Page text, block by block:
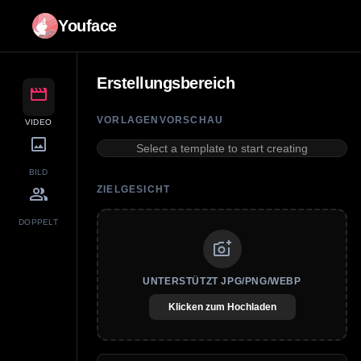
Youface
movie
VIDEO
image
BILD
group
DOPPELT
Erstellungsbereich
VORLAGENVORSCHAU
Select a template to start creating
ZIELGESICHT
add_a_photo
UNTERSTÜTZT JPG/PNG/WEBP
Klicken zum Hochladen